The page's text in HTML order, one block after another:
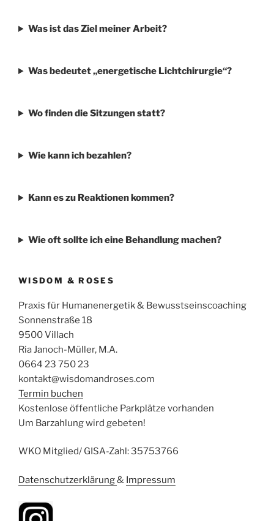
Was ist das Ziel meiner Arbeit?
Was bedeutet „energetische Lichtchirurgie“?
Wo finden die Sitzungen statt?
Wie kann ich bezahlen?
Kann es zu Reaktionen kommen?
Wie oft sollte ich eine Behandlung machen?
WISDOM & ROSES
Praxis für Humanenergetik & Bewusstseinscoaching
Sonnenstraße 18
9500 Villach
Ria Janoch-Müller, M.A.
0664 23 750 23
kontakt@wisdomandroses.com
Termin buchen
Kostenlose öffentliche Parkplätze vorhanden
Um Barzahlung wird gebeten!
WKO Mitglied/ GISA-Zahl: 35753766
Datenschutzerklärung& Impressum